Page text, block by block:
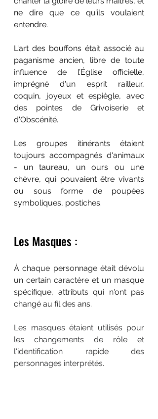
ne dire que ce qu’ils voulaient
entendre.
L'art des bouffons était associé au
paganisme ancien, libre de toute
influence de l’Église officielle,
imprégné d'un esprit railleur,
coquin, joyeux et espiègle, avec
des pointes de Grivoiserie et
d'Obscénité.
Les groupes itinérants étaient
toujours accompagnés d'animaux
- un taureau, un ours ou une
chèvre, qui pouvaient être vivants
ou sous forme de poupées
symboliques, postiches.
Les Masques :
À chaque personnage était dévolu
un certain caractère et un masque
spécifique, attributs qui n'ont pas
changé au fil des ans.
Les masques étaient utilisés pour
les changements de rôle et
l'identification rapide des
personnages interprétés.